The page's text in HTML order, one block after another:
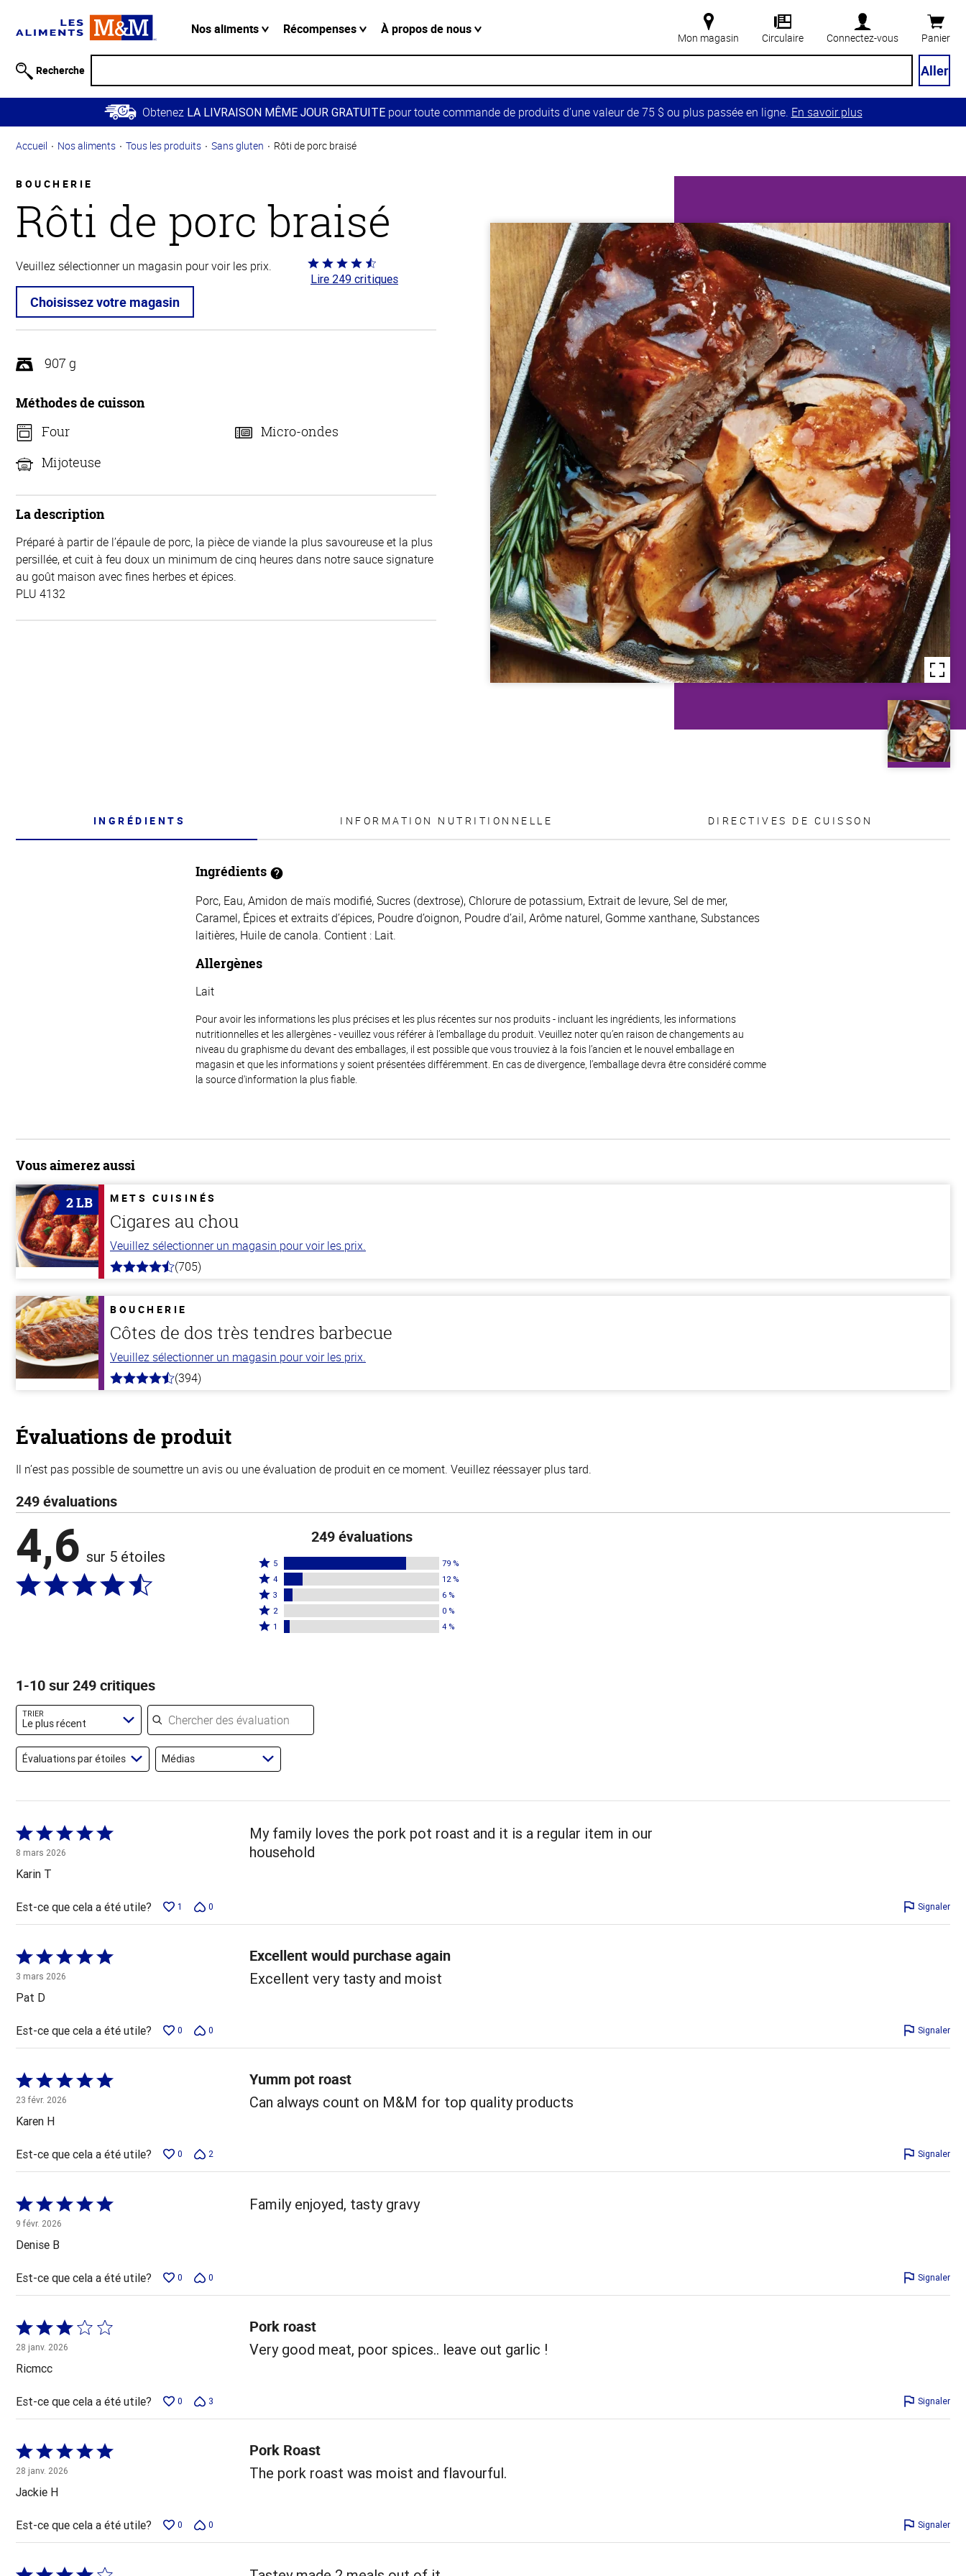
relative à
Passer
contenu
Retour à
principale
Nos aliments Récompenses À propos de nous
Mon magasin Circulaire Connectez-vous Panier
Recherche Aller
Obtenez LA LIVRAISON MÊME JOUR GRATUITEpour toute commande de produits d’une valeur de 75 $ ou plus passée en ligne. En savoir plus
Accueil Nos aliments Tous les produits Sans gluten Rôti de porc braisé
BOUCHERIE
Rôti de porc braisé
Veuillez sélectionner un magasin pour voir les prix.
Choisissez votre magasin
Coté
4.6 sur
Lire 249 critiques
907 g
Méthodes de cuisson
Four
Micro-ondes
Mijoteuse
La description
Préparé à partir de l’épaule de porc, la pièce de viande la plus savoureuse et la plus
persillée, et cuit à feu doux un minimum de cinq heures dans notre sauce signature
au goût maison avec fines herbes et épices.
PLU 4132
INGRÉDIENTS INFORMATION NUTRITIONNELLE DIRECTIVES DE CUISSON
Ingrédients
Porc, Eau, Amidon de maïs modifié, Sucres (dextrose), Chlorure de potassium, Extrait de levure, Sel de mer,
Caramel, Épices et extraits d’épices, Poudre d’oignon, Poudre d’ail, Arôme naturel, Gomme xanthane, Substances
laitières, Huile de canola. Contient : Lait.
Allergènes
Lait
Pour avoir les informations les plus précises et les plus récentes sur nos produits - incluant les ingrédients, les informations
nutritionnelles et les allergènes - veuillez vous référer à l’emballage du produit. Veuillez noter qu’en raison de changements au
niveau du graphisme du devant des emballages, il est possible que vous trouviez à la fois l’ancien et le nouvel emballage en
magasin et que les informations y soient présentées différemment. En cas de divergence, l’emballage devra être considéré comme
la source d'information la plus fiable.
Vous aimerez aussi
2 LB METS CUISINÉS
Cigares au chou
Veuillez sélectionner un magasin pour voir les prix.
4.6
5
stars
(705)
BOUCHERIE
Côtes de dos très tendres barbecue
Veuillez sélectionner un magasin pour voir les prix.
4.7
(394)
Évaluations de produit
Il n’est pas possible de soumettre un avis ou une évaluation de produit en ce moment. Veuillez réessayer plus tard.
249 évaluations
4,6 sur 5 étoiles
249 évaluations
Coté
5
étoiles
par
79 %
5 79 %
Coté
4
étoiles
par
4 12 %
Coté
3
étoiles
3 6 %
Coté
2
évaluateurs
2 0 %
Coté1 4 %
1-10 sur 249 critiques
TRIER
Le plus récent
Chercher des évaluations
Évaluations par étoiles Médias
Coté
5 sur
5
8 mars 2026
Karin T
My family loves the pork pot roast and it is a regular item in our
household
Est-ce que cela a été utile? 1 0 Signaler
Coté
5 sur
5
3 mars 2026
Pat D
Excellent would purchase again
Excellent very tasty and moist
Est-ce que cela a été utile? 0 0 Signaler
Coté
5 sur
5
23 févr. 2026
Karen H
Yumm pot roast
Can always count on M&M for top quality products
Est-ce que cela a été utile? 0 2 Signaler
Coté
5 sur
5
9 févr. 2026
Denise B
Family enjoyed, tasty gravy
Est-ce que cela a été utile? 0 0 Signaler
Coté
3 sur
5
28 janv. 2026
Ricmcc
Pork roast
Very good meat, poor spices.. leave out garlic !
Est-ce que cela a été utile? 0 3 Signaler
Coté
5 sur
5
28 janv. 2026
Jackie H
Pork Roast
The pork roast was moist and flavourful.
Est-ce que cela a été utile? 0 0 Signaler